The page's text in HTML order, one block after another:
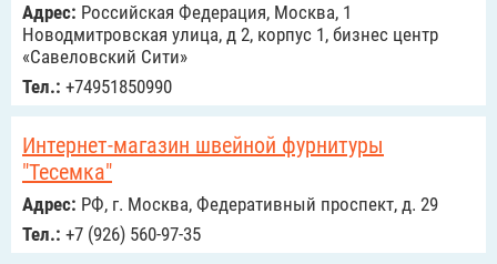
Адрес: Российская Федерация, Москва, 1
Новодмитровская улица, д 2, корпус 1, бизнес центр
«Савеловский Сити»
Тел.: +74951850990
Интернет-магазин швейной фурнитуры
"Тесемка"
Адрес: РФ, г. Москва, Федеративный проспект, д. 29
Тел.: +7 (926) 560-97-35